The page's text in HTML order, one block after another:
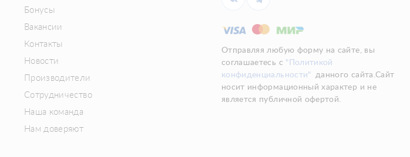
Бонусы
Вакансии
Контакты
Новости
Производители
Сотрудничество
Наша команда
Нам доверяют
Отправляя любую форму на сайте, вы
соглашаетесь с "Политикой
конфиденциальности"
данного сайта.Сайт
носит информационный характер и не
является публичной офертой.